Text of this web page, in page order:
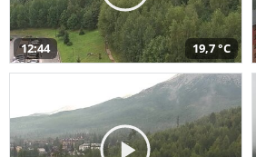
12:44 19,7 °C